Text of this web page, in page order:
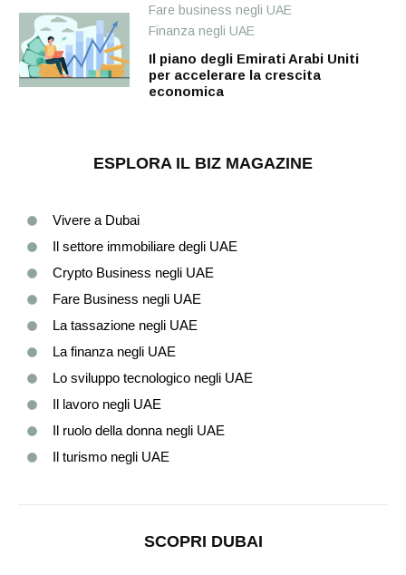
Fare business negli UAE
Finanza negli UAE
Il piano degli Emirati Arabi Uniti
per accelerare la crescita
economica
ESPLORA IL BIZ MAGAZINE
Vivere a Dubai
Il settore immobiliare degli UAE
Crypto Business negli UAE
Fare Business negli UAE
La tassazione negli UAE
La finanza negli UAE
Lo sviluppo tecnologico negli UAE
Il lavoro negli UAE
Il ruolo della donna negli UAE
Il turismo negli UAE
SCOPRI DUBAI